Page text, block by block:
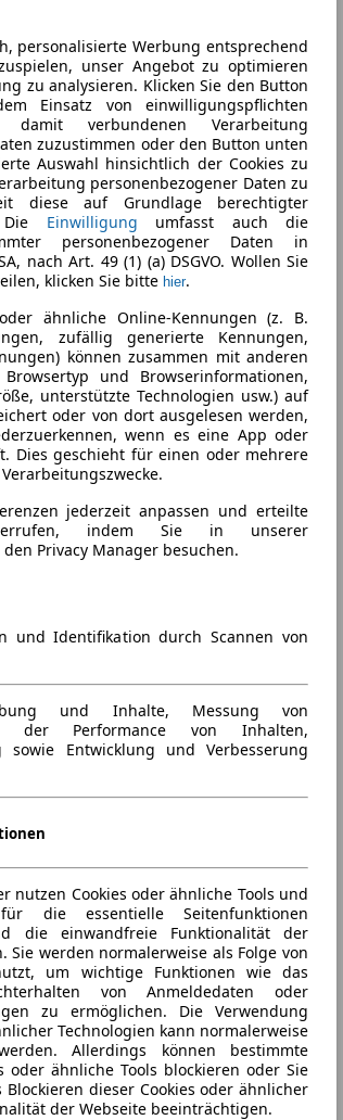
personalisierte Werbung entsprechend
unser Angebot zu optimieren
zu analysieren. Klicken Sie den Button
Einsatz von einwilligungspflichten
verbundenen Verarbeitung
zuzustimmen oder den Button unten
Auswahl hinsichtlich der Cookies zu
personenbezogener Daten zu
diese auf Grundlage berechtigter
Die Einwilligung umfasst auch die
personenbezogener Daten in
nach Art. 49 (1) (a) DSGVO. Wollen Sie
klicken Sie bitte hier.
ähnliche Online-Kennungen (z. B.
zufällig generierte Kennungen,
können zusammen mit anderen
und Browserinformationen,
unterstützte Technologien usw.) auf
oder von dort ausgelesen werden,
wenn es eine App oder
Dies geschieht für einen oder mehrere
jederzeit anpassen und erteilte
indem Sie in unserer
Privacy Manager besuchen.
und Identifikation durch Scannen von
und Inhalte, Messung von
der Performance von Inhalten,
sowie Entwicklung und Verbesserung
nutzen Cookies oder ähnliche Tools und
die essentielle Seitenfunktionen
die einwandfreie Funktionalität der
Sie werden normalerweise als Folge von
um wichtige Funktionen wie das
von Anmeldedaten oder
zu ermöglichen. Die Verwendung
Technologien kann normalerweise
Allerdings können bestimmte
oder ähnliche Tools blockieren oder Sie
dieser Cookies oder ähnlicher
der Webseite beeinträchtigen.